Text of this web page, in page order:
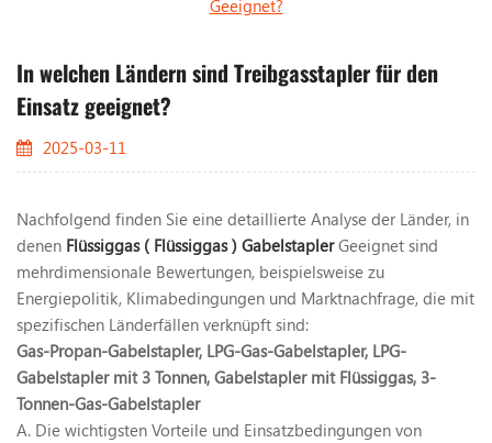
Geeignet?
In welchen Ländern sind Treibgasstapler für den
Einsatz geeignet?
2025-03-11
Nachfolgend finden Sie eine detaillierte Analyse der Länder, in
denen Flüssiggas ( Flüssiggas) GabelstaplerGeeignet sind
mehrdimensionale Bewertungen, beispielsweise zu
Energiepolitik, Klimabedingungen und Marktnachfrage, die mit
spezifischen Länderfällen verknüpft sind:
Gas-Propan-Gabelstapler, LPG-Gas-Gabelstapler, LPG-
Gabelstapler mit 3 Tonnen, Gabelstapler mit Flüssiggas, 3-
Tonnen-Gas-Gabelstapler
A. Die wichtigsten Vorteile und Einsatzbedingungen von